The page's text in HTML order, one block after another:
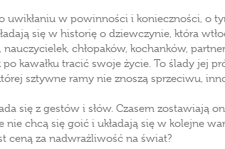
uwikłaniu w powinności i konieczności, o
się w historię o dziewczynie, która
nauczycielek, chłopaków, kochanków,
po kawałku tracić swoje życie. To ślady jej
sztywne ramy nie znoszą sprzeciwu,
się z gestów i słów. Czasem zostawiają
nie chcą się goić i układają się w kolejne
ceną za nadwrażliwość na świat?